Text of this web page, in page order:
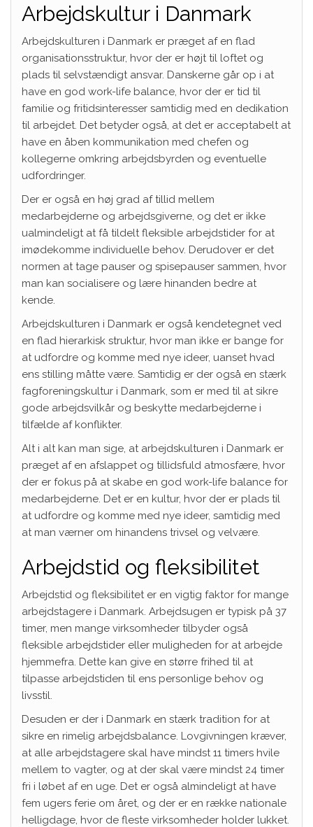
Arbejdskultur i Danmark
Arbejdskulturen i Danmark er præget af en flad
organisationsstruktur, hvor der er højt til loftet og
plads til selvstændigt ansvar. Danskerne går op i at
have en god work-life balance, hvor der er tid til
familie og fritidsinteresser samtidig med en dedikation
til arbejdet. Det betyder også, at det er acceptabelt at
have en åben kommunikation med chefen og
kollegerne omkring arbejdsbyrden og eventuelle
udfordringer.
Der er også en høj grad af tillid mellem
medarbejderne og arbejdsgiverne, og det er ikke
ualmindeligt at få tildelt fleksible arbejdstider for at
imødekomme individuelle behov. Derudover er det
normen at tage pauser og spisepauser sammen, hvor
man kan socialisere og lære hinanden bedre at
kende.
Arbejdskulturen i Danmark er også kendetegnet ved
en flad hierarkisk struktur, hvor man ikke er bange for
at udfordre og komme med nye ideer, uanset hvad
ens stilling måtte være. Samtidig er der også en stærk
fagforeningskultur i Danmark, som er med til at sikre
gode arbejdsvilkår og beskytte medarbejderne i
tilfælde af konflikter.
Alt i alt kan man sige, at arbejdskulturen i Danmark er
præget af en afslappet og tillidsfuld atmosfære, hvor
der er fokus på at skabe en god work-life balance for
medarbejderne. Det er en kultur, hvor der er plads til
at udfordre og komme med nye ideer, samtidig med
at man værner om hinandens trivsel og velvære.
Arbejdstid og fleksibilitet
Arbejdstid og fleksibilitet er en vigtig faktor for mange
arbejdstagere i Danmark. Arbejdsugen er typisk på 37
timer, men mange virksomheder tilbyder også
fleksible arbejdstider eller muligheden for at arbejde
hjemmefra. Dette kan give en større frihed til at
tilpasse arbejdstiden til ens personlige behov og
livsstil.
Desuden er der i Danmark en stærk tradition for at
sikre en rimelig arbejdsbalance. Lovgivningen kræver,
at alle arbejdstagere skal have mindst 11 timers hvile
mellem to vagter, og at der skal være mindst 24 timer
fri i løbet af en uge. Det er også almindeligt at have
fem ugers ferie om året, og der er en række nationale
helligdage, hvor de fleste virksomheder holder lukket.